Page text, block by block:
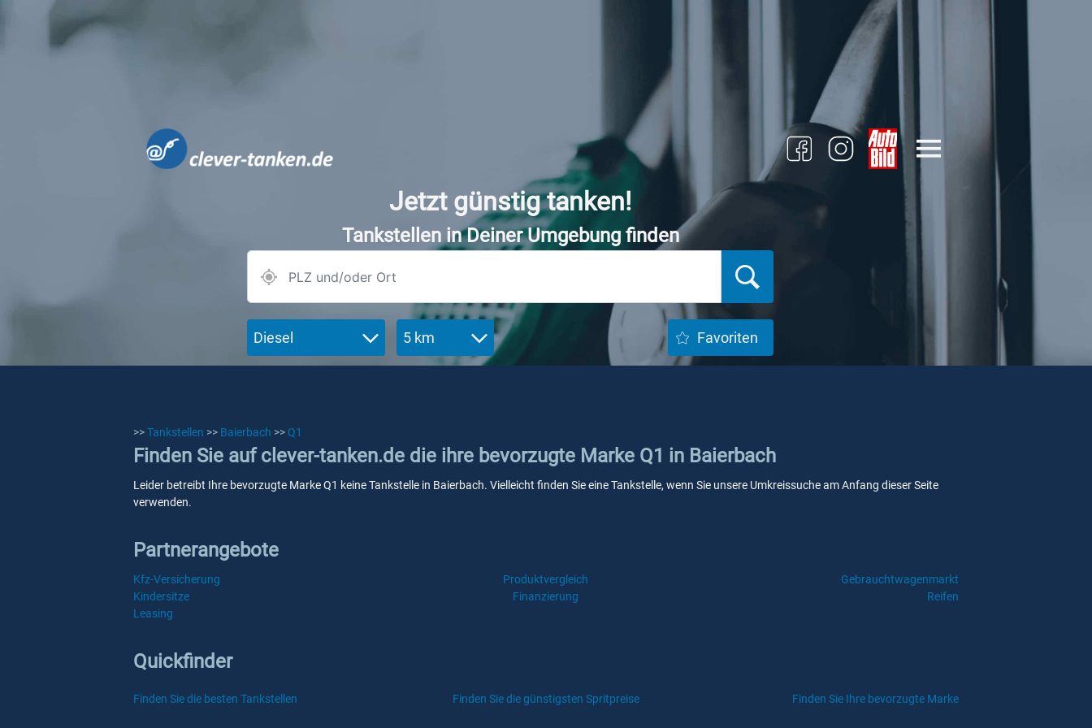
Jetzt günstig tanken!
Tankstellen in Deiner Umgebung finden
Diesel 5 km Favoriten
>>Tankstellen >> Baierbach >> Q1
Finden Sie auf clever-tanken.de die ihre bevorzugte Marke Q1 in Baierbach
Leider betreibt Ihre bevorzugte Marke Q1 keine Tankstelle in Baierbach. Vielleicht finden Sie eine Tankstelle, wenn Sie unsere Umkreissuche am Anfang dieser Seite
verwenden.
Partnerangebote
Kfz-Versicherung Produktvergleich
Gebrauchtwagenmarkt
Kindersitze
Finanzierung
Reifen
Leasing
Quickfinder
Finden Sie die besten Tankstellen Finden Sie die günstigsten Spritpreise Finden Sie Ihre bevorzugte Marke